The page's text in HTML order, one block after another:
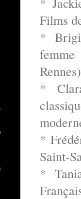
Films
*
Rennes)
*
*
Saint-
*